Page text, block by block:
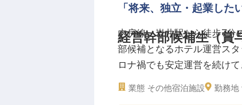
でカクテルを楽しんだり、
で泳ぐだけではない多彩な
都心から車で1時間程度とい
中に佇んでいます。サーフ
経営幹部候補生（賞
「将来、独立・起業した
内房線・岩井駅から徒步7分
部候補となるホテル運営ス
ロナ禍でも安定運営を続け
立・起業を目指すことも可
た環境の下、時代に左右さ
業態 その他宿泊施設 勤務地